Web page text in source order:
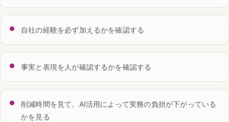
自社の経験を必ず加えるかを確認する
事実と表現を人が確認するかを確認する
削減時間を見て、AI活用によって実務の負担が下がっている
かを見る